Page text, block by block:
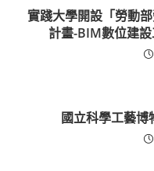
實踐大學開設「勞動
計畫-BIM數位建
國立科學工藝博